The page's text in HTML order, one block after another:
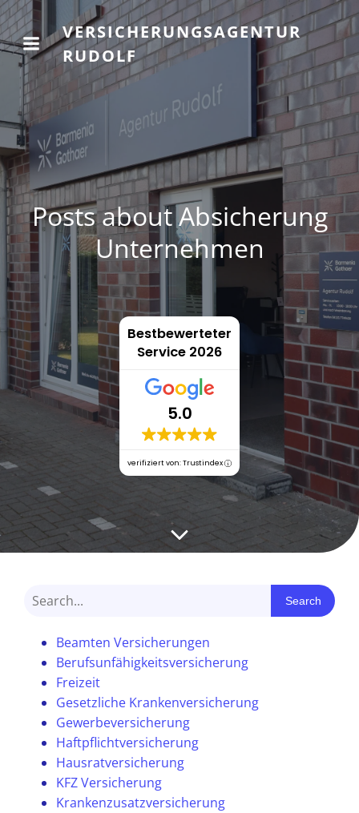
VERSICHERUNGSAGENTUR
RUDOLF
Posts about Absicherung
Unternehmen
Bestbewerteter
Service 2026
5.0
verifiziert von: Trustindex
Search
Beamten Versicherungen
Berufsunfähigkeitsversicherung
Freizeit
Gesetzliche Krankenversicherung
Gewerbeversicherung
Haftpflichtversicherung
Hausratversicherung
KFZ Versicherung
Krankenzusatzversicherung